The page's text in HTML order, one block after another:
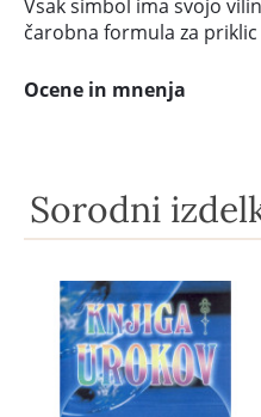
Vsak simbol ima svojo
čarobna formula za
Ocene in mnenja
Sorodni